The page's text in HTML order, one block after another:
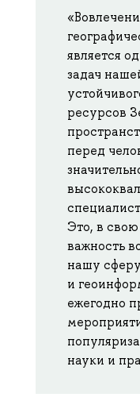
является
задач
ресурсов
перед
Это, в
важность
нашу
и
ежегодно
науки и